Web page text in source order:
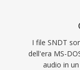
I file SNDT
dell'era MS-
audio in